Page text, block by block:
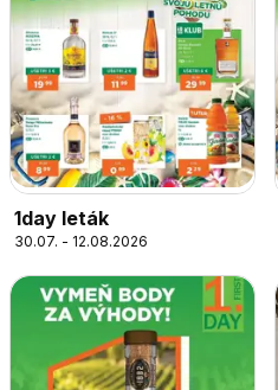
1day leták
30.07. - 12.08.2026